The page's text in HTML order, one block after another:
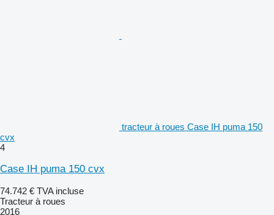
tracteur à roues Case IH puma 150
cvx
4
Case IH puma 150 cvx
74.742 € TVA incluse
Tracteur à roues
2016